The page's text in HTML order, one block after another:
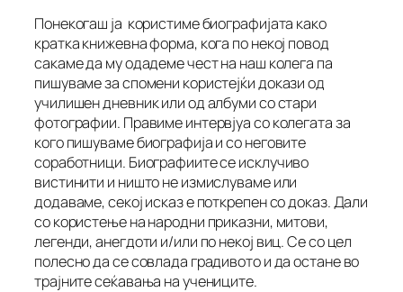
Понекогаш ја користиме биографијата како
кратка книжевна форма, кога по некој повод
сакаме да му одадеме чест на наш колега па
пишуваме за спомени користејќи докази од
училишен дневник или од албуми со стари
фотографии. Правиме интервјуа со колегата за
кого пишуваме биографија и со неговите
соработници. Биографиите се исклучиво
вистинити и ништо не измислуваме или
додаваме, секој исказ е поткрепен со доказ. Дали
со користење на народни приказни, митови,
легенди, анегдоти и/или по некој виц. Се со цел
полесно да се совлада градивото и да остане во
трајните сеќавања на учениците.